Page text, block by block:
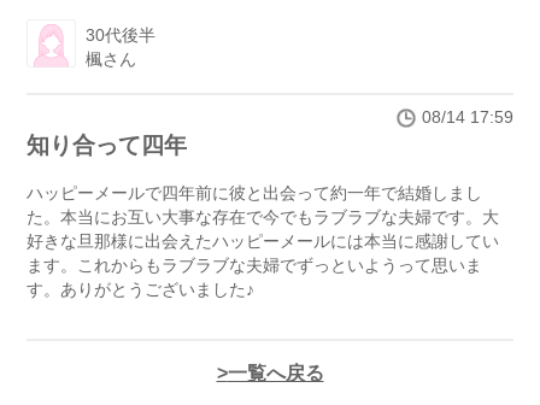
30代後半
楓さん
08/14 17:59
知り合って四年
ハッピーメールで四年前に彼と出会って約一年で結婚しまし
た。本当にお互い大事な存在で今でもラブラブな夫婦です。大
好きな旦那様に出会えたハッピーメールには本当に感謝してい
ます。これからもラブラブな夫婦でずっといようって思いま
す。ありがとうございました♪
一覧へ戻る